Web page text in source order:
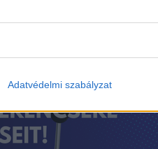
Adatvédelmi szabályzat